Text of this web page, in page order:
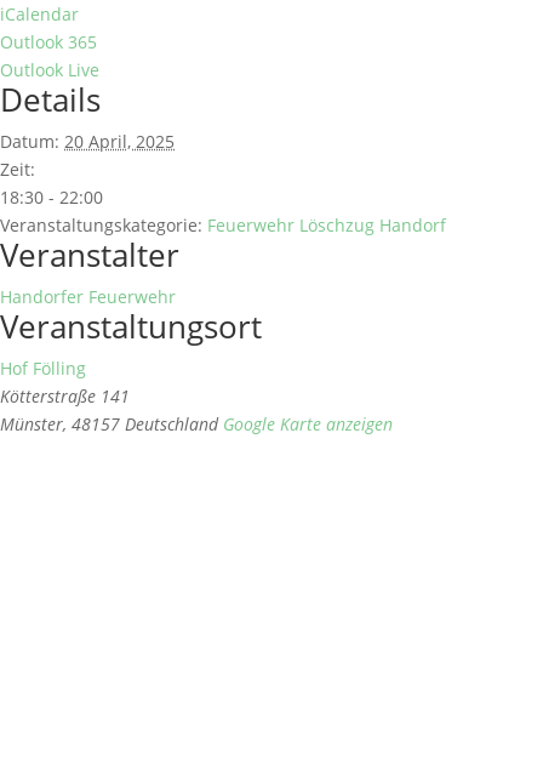
iCalendar
Outlook 365
Outlook Live
Details
Datum: 20 April, 2025
Zeit:
18:30 - 22:00
Veranstaltungskategorie: Feuerwehr Löschzug Handorf
Veranstalter
Handorfer Feuerwehr
Veranstaltungsort
Hof Fölling
Kötterstraße 141
Münster, 48157 Deutschland Google Karte anzeigen